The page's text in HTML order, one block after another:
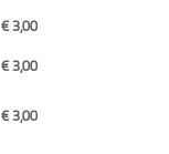
€ 3,00
€ 3,00
€ 3,00